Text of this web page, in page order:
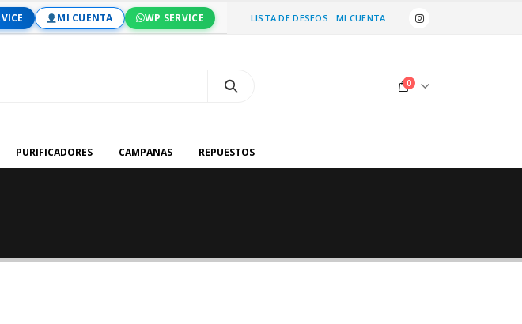
MI CUENTA WP SERVICE LISTA DE DESEOS MI CUENTA
0
PURIFICADORES CAMPANAS REPUESTOS